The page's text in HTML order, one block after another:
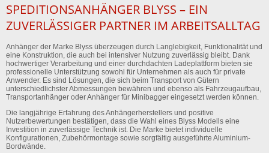
SPEDITIONSANHÄNGER BLYSS – EIN
ZUVERLÄSSIGER PARTNER IM ARBEITSALLTAG
Anhänger der Marke Blyss überzeugen durch Langlebigkeit, Funktionalität und
eine Konstruktion, die auch bei intensiver Nutzung zuverlässig bleibt. Dank
hochwertiger Verarbeitung und einer durchdachten Ladeplattform bieten sie
professionelle Unterstützung sowohl für Unternehmen als auch für private
Anwender. Es sind Lösungen, die sich beim Transport von Gütern
unterschiedlichster Abmessungen bewähren und ebenso als Fahrzeugaufbau,
Transportanhänger oder Anhänger für Minibagger eingesetzt werden können.
Die langjährige Erfahrung des Anhängerherstellers und positive
Nutzerbewertungen bestätigen, dass die Wahl eines Blyss Modells eine
Investition in zuverlässige Technik ist. Die Marke bietet individuelle
Konfigurationen, Zubehörmontage sowie sorgfältig ausgeführte Aluminium-
Bordwände.